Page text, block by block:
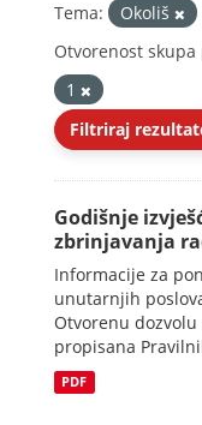
Tema:
Okoliš
Otvorenost
1
Filtriraj
Godišnje
zbrinjavanja
Informacije za
unutarnjih
Otvorenu
propisana
PDF